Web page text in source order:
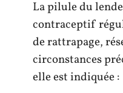
La pilule du
contraceptif
de rattrapage,
circonstances
elle est indiquée :